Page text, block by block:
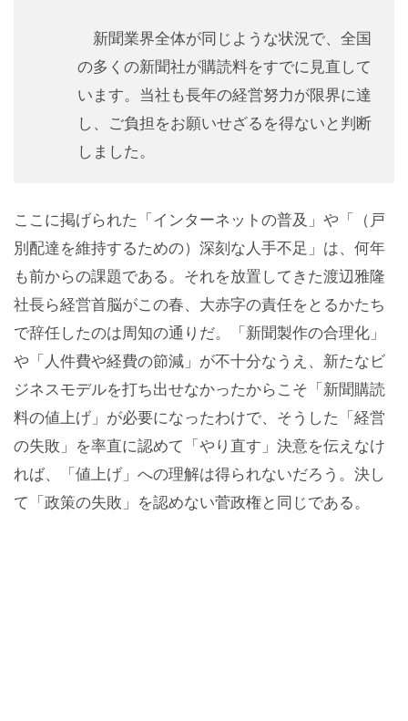
新聞業界全体が同じような状況で、全国
の多くの新聞社が購読料をすでに見直して
います。当社も長年の経営努力が限界に達
し、ご負担をお願いせざるを得ないと判断
しました。
ここに掲げられた「インターネットの普及」や「（戸
別配達を維持するための）深刻な人手不足」は、何年
も前からの課題である。それを放置してきた渡辺雅隆
社長ら経営首脳がこの春、大赤字の責任をとるかたち
で辞任したのは周知の通りだ。「新聞製作の合理化」
や「人件費や経費の節減」が不十分なうえ、新たなビ
ジネスモデルを打ち出せなかったからこそ「新聞購読
料の値上げ」が必要になったわけで、そうした「経営
の失敗」を率直に認めて「やり直す」決意を伝えなけ
れば、「値上げ」への理解は得られないだろう。決し
て「政策の失敗」を認めない菅政権と同じである。